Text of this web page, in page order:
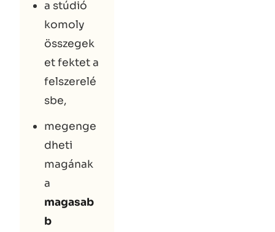
a stúdió
komoly
összegek
et fektet a
felszerelé
sbe,
megenge
dheti
magának
a
magasab
b